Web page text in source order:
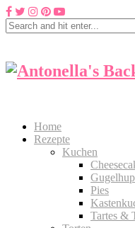
Home
Rezepte
Kuchen
Pies
Tartes &